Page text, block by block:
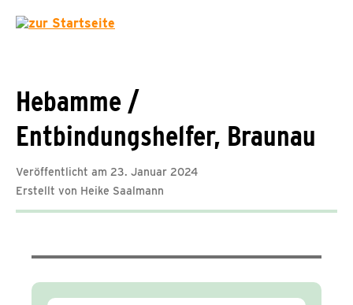
Hebamme /
Entbindungshelfer, Braunau
Veröffentlicht am 23. Januar 2024
Erstellt von Heike Saalmann